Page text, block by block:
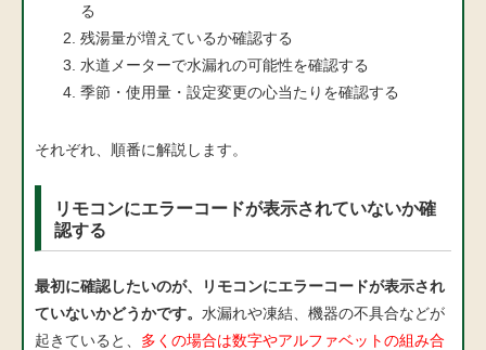
る
残湯量が増えているか確認する
水道メーターで水漏れの可能性を確認する
季節・使用量・設定変更の心当たりを確認する
それぞれ、順番に解説します。
リモコンにエラーコードが表示されていないか確
認する
最初に確認したいのが、リモコンにエラーコードが表示され
ていないかどうかです。 水漏れや凍結、機器の不具合などが
起きていると、 多くの場合は数字やアルファベットの組み合